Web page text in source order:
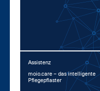
Assistenz
moio.ca­re – das in­tel­li­gen­te
Pfle­ge­pflas­ter